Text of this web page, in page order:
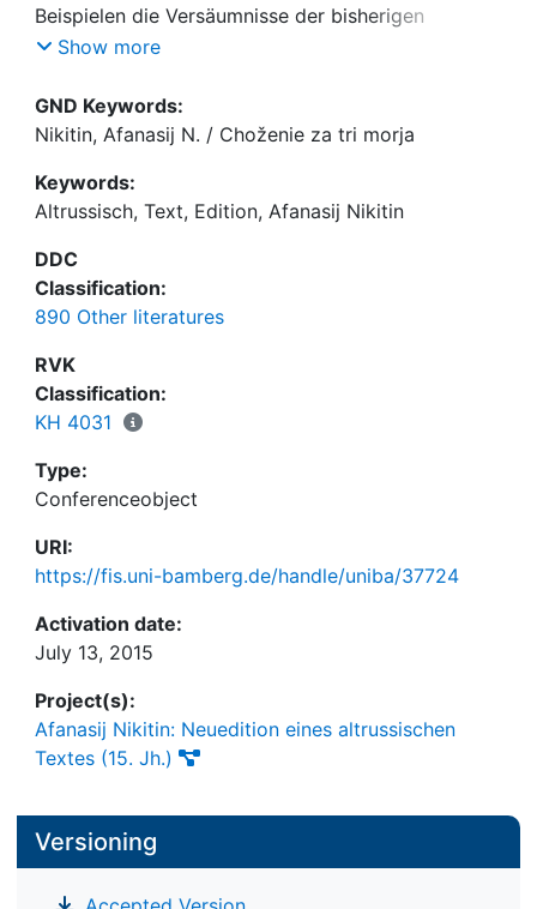
Beispielen die Versäumnisse der bisherigen
Editionen deutlich.
Show more
GND Keywords:
Nikitin, Afanasij N. / Choženie za tri morja
Keywords:
Altrussisch, Text, Edition, Afanasij Nikitin
DDC
Classification:
890 Other literatures
RVK
Classification:
KH 4031
Type:
Conferenceobject
URI:
https://fis.uni-bamberg.de/handle/uniba/37724
Activation date:
July 13, 2015
Project(s):
Afanasij Nikitin: Neuedition eines altrussischen
Textes (15. Jh.)
Versioning